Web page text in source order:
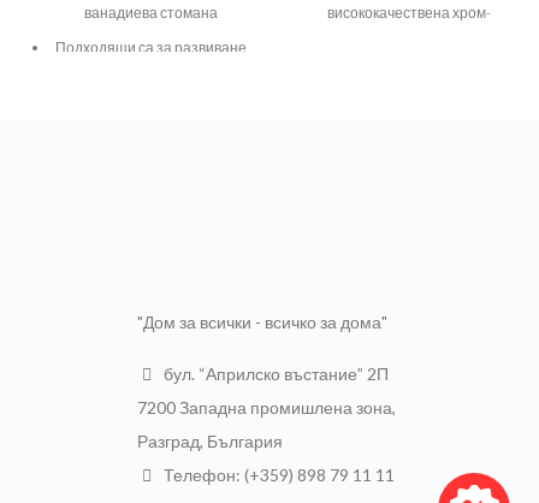
ванадиева стомана
Подходящи са за развиване
висококачествена хром-
"Дом за всички - всичко за дома"
бул. “Априлско въстание” 2П
7200 Западна промишлена зона,
Разград, България
Телефон: (+359) 898 79 11 11